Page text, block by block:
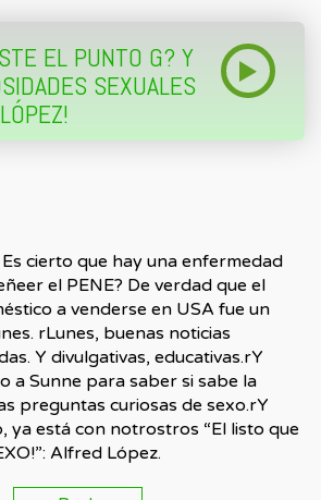
EL PUNTO G? Y
SEXUALES
cierto que hay una enfermedad
el PENE? De verdad que el
a venderse en USA fue un
rLunes, buenas noticias
Y divulgativas, educativas.rY
a Sunne para saber si sabe la
preguntas curiosas de sexo.rY
ya está con notrostros “El listo que
Alfred López.